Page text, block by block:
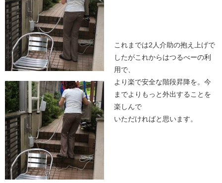
これまでは2 人介助の抱え上げで
したがこれからはつるべーの利
用で、
より楽で安全な階段昇降を。今
までよりもっと外出することを
楽しんで
いただければと思います。